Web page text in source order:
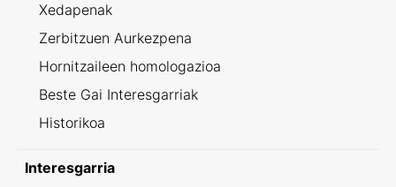
Xedapenak
Zerbitzuen Aurkezpena
Hornitzaileen homologazioa
Beste Gai Interesgarriak
Historikoa
Interesgarria